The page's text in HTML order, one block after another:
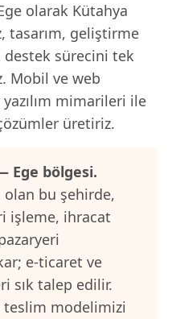
olarak Kütahya
tasarım, geliştirme
sürecini tek
Mobil ve web
mimarileri ile
üretiriz.
Ege bölgesi.
olan bu şehirde,
işleme, ihracat
e-ticaret ve
sık talep edilir.
teslim modelimizi